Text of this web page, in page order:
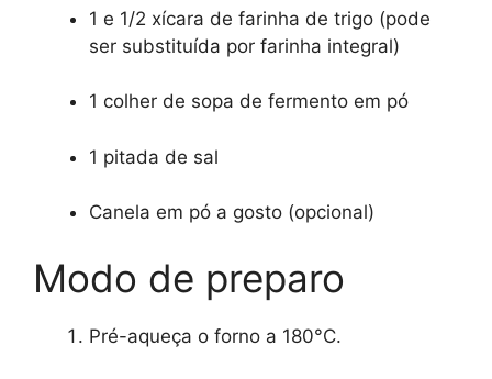
1 e 1/2 xícara de farinha de trigo (pode
ser substituída por farinha integral)
1 colher de sopa de fermento em pó
1 pitada de sal
Canela em pó a gosto (opcional)
Modo de preparo
Pré-aqueça o forno a 180°C.